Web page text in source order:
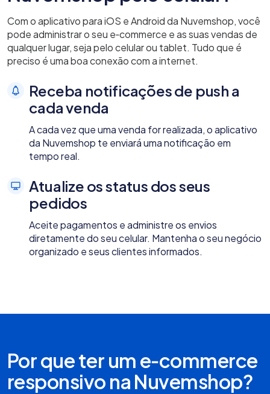
Com o aplicativo para iOS e Android da Nuvemshop, você
pode administrar o seu e‑commerce e as suas vendas de
qualquer lugar, seja pelo celular ou tablet. Tudo que é
preciso é uma boa conexão com a internet.
Receba notificações de push a
cada venda
A cada vez que uma venda for realizada, o aplicativo
da Nuvemshop te enviará uma notificação em
tempo real.
Atualize os status dos seus
pedidos
Aceite pagamentos e administre os envios
diretamente do seu celular. Mantenha o seu negócio
organizado e seus clientes informados.
Por que ter um e‑commerce
responsivo na Nuvemshop?